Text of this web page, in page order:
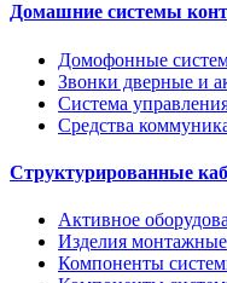
Домашние системы
Домофонные
Звонки дверные и
Система
Средства
Структурированные
Активное
Изделия
Компоненты